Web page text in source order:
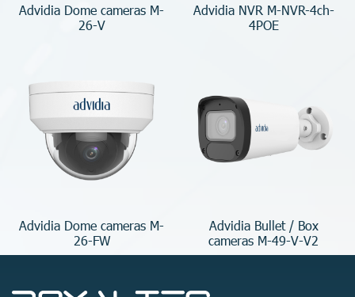
Advidia Dome cameras M-
26-V
Advidia NVR M-NVR-4ch-
4POE
Advidia Dome cameras M-
26-FW
Advidia Bullet / Box
cameras M-49-V-V2